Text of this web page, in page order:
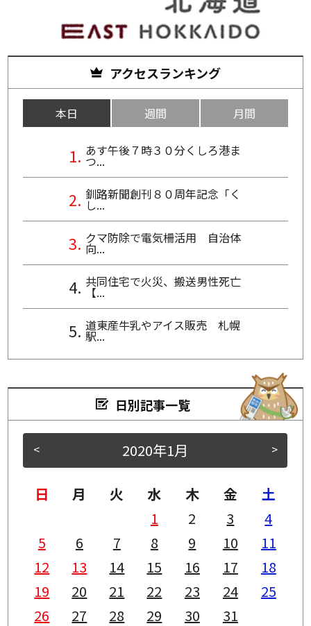
アクセスランキング
本日 週間 月間
あす午後７時３０分くしろ港ま
つ...
釧路新聞創刊８０周年記念「く
し...
クマ防除で電気柵活用 自治体
向...
共同住宅で火災、搬送男性死亡
【...
道東産牛乳やアイス販売 札幌
駅...
日別記事一覧
< >
2020年1月
日 月 火 水 木 金
土
1
2 3
4
5
6 7 8 9 10
11
12
13 14 15 16 17
18
19
20 21 22 23 24
25
26
27 28 29 30 31